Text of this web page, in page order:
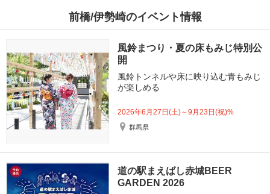
前橋/伊勢崎のイベント情報
風鈴まつり・夏の床もみじ特別公
開
風鈴トンネルや床に映り込む青もみじ
が楽しめる
2026年6月27日(土)～9月23日(祝)%
群馬県
道の駅まえばし赤城BEER
GARDEN 2026